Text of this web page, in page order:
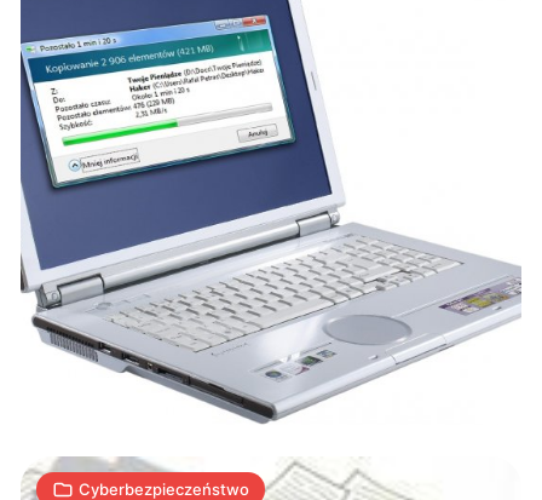
Cyberbezpieczeństwo
Pomysłowość
cyberprzestępców
nie
zna
granic
13.01.2009 |
4
min